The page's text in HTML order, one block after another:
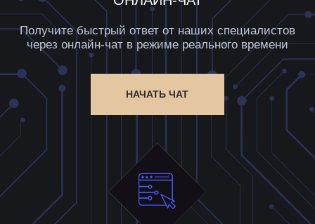
Для кого предназначена платформа?
РАБОТА С ПЛАТФОРМОЙ
Как начать пользоваться сервисом?
Как заказать аналитический отчёт?
Можно ли настроить индивидуальную рассылку
ТАРИФЫ И ОПЛАТА
Какие существуют тарифы?
Что такое токены и как ими пользоваться?